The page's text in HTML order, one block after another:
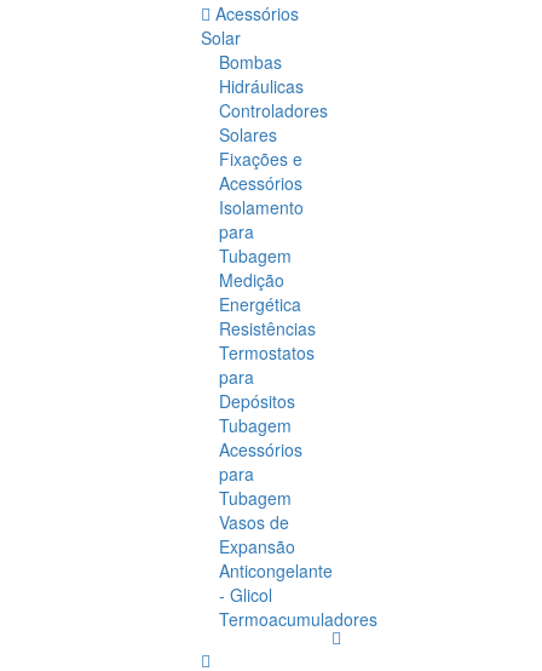
Acessórios
Solar
Bombas
Hidráulicas
Controladores
Solares
Fixações e
Acessórios
Isolamento
para
Tubagem
Medição
Energética
Resistências
Termostatos
para
Depósitos
Tubagem
Acessórios
para
Tubagem
Vasos de
Expansão
Anticongelante
- Glicol
Termoacumuladores